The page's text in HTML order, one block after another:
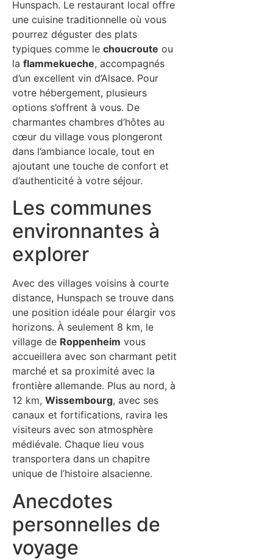
Hunspach. Le restaurant local offre
une cuisine traditionnelle où vous
pourrez déguster des plats
typiques comme le choucroute ou
la flammekueche, accompagnés
d’un excellent vin d’Alsace. Pour
votre hébergement, plusieurs
options s’offrent à vous. De
charmantes chambres d’hôtes au
cœur du village vous plongeront
dans l’ambiance locale, tout en
ajoutant une touche de confort et
d’authenticité à votre séjour.
Les communes
environnantes à
explorer
Avec des villages voisins à courte
distance, Hunspach se trouve dans
une position idéale pour élargir vos
horizons. À seulement 8 km, le
village de Roppenheim vous
accueillera avec son charmant petit
marché et sa proximité avec la
frontière allemande. Plus au nord, à
12 km, Wissembourg, avec ses
canaux et fortifications, ravira les
visiteurs avec son atmosphère
médiévale. Chaque lieu vous
transportera dans un chapitre
unique de l’histoire alsacienne.
Anecdotes
personnelles de
voyage